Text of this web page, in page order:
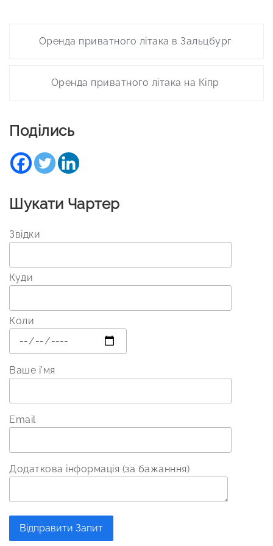
navigation
Оренда приватного літака в Зальцбург
Оренда приватного літака на Кіпр
Поділись
Шукати Чартер
Звідки
Куди
Коли
Ваше і'мя
Email
Додаткова інформація (за бажанння)